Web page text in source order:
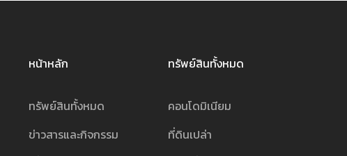
หน้าหลัก
ทรัพย์สินทั้งหมด
ข่าวสารและกิจกรรม
ทรัพย์สินทั้งหมด
คอนโดมิเนียม
ที่ดินเปล่า